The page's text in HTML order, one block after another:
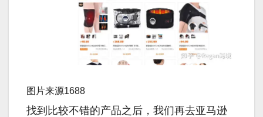
图片来源1688
找到比较不错的产品之后，我们再去亚马逊